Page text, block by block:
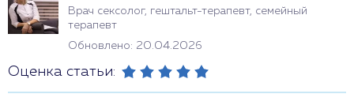
Врач сексолог, гештальт-терапевт, семейный
терапевт
Обновлено: 20.04.2026
Оценка статьи: